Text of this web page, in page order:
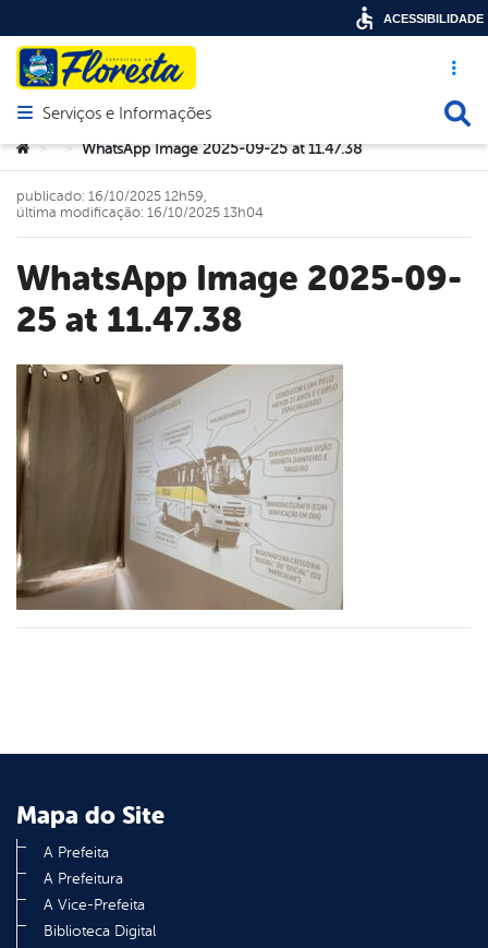
Acesso
Abrir menu principal de navegação
Serviços e Informações
Você está aqui:
> > WhatsApp Image 2025-09-25 at 11.47.38
WhatsApp Image 2025-09-
25 at 11.47.38
publicado: 16/10/2025 12h59,
última modificação: 16/10/2025 13h04
Mapa do Site
A Prefeita
A Prefeitura
A Vice-Prefeita
Biblioteca Digital
ACESSIBILIDADE